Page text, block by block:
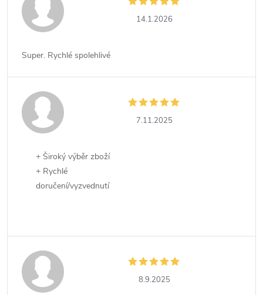
14.1.2026
Super. Rychlé spolehlivé
7.11.2025
+ Široký výběr zboží
+ Rychlé
doručení/vyzvednutí
8.9.2025